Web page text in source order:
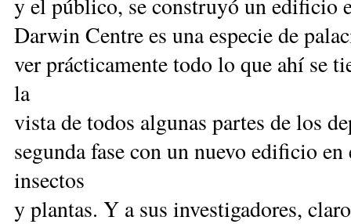
Darwin Centre es una especie de
ver prácticamente todo lo que ahí se
la
vista de todos algunas partes de los
segunda fase con un nuevo edificio
insectos
y plantas. Y a sus investigadores,